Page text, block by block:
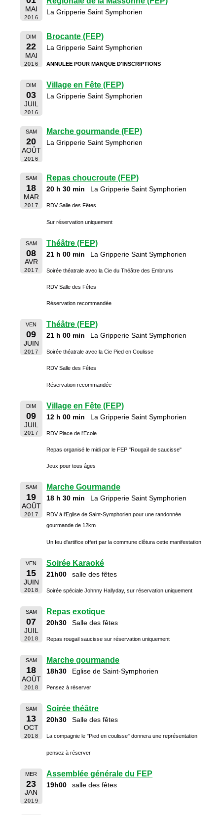
MAI
2016
La Gripperie Saint Symphorien
DIM
22
MAI
2016
Brocante (FEP)
La Gripperie Saint Symphorien
ANNULEE POUR MANQUE D'INSCRIPTIONS
DIM
03
JUIL
2016
Village en Fête (FEP)
La Gripperie Saint Symphorien
SAM
20
AOÛT
2016
Marche gourmande (FEP)
La Gripperie Saint Symphorien
SAM
18
MAR
2017
Repas choucroute (FEP)
20 h 30 min La Gripperie Saint Symphorien
RDV Salle des Fêtes
Sur réservation uniquement
SAM
08
AVR
2017
Théâtre (FEP)
21 h 00 min La Gripperie Saint Symphorien
Soirée théatrale avec la Cie du Théâtre des Embruns
RDV Salle des Fêtes
Réservation recommandée
VEN
09
JUIN
2017
Théâtre (FEP)
21 h 00 min La Gripperie Saint Symphorien
Soirée théatrale avec la Cie Pied en Coulisse
RDV Salle des Fêtes
Réservation recommandée
DIM
09
JUIL
2017
Village en Fête (FEP)
12 h 00 min La Gripperie Saint Symphorien
RDV Place de l'Ecole
Repas organisé le midi par le FEP "Rougaïl de saucisse"
Jeux pour tous âges
SAM
19
AOÛT
2017
Marche Gourmande
18 h 30 min La Gripperie Saint Symphorien
RDV à l'Eglise de Saint-Symphorien pour une randonnée
gourmande de 12km
Un feu d'artifice offert par la commune clôtura cette manifestation
VEN
15
JUIN
2018
Soirée Karaoké
21h00 salle des fêtes
Soirée spéciale Johnny Hallyday, sur réservation uniquement
SAM
07
JUIL
2018
Repas exotique
20h30 Salle des fêtes
Repas rougail saucisse sur réservation uniquement
SAM
18
AOÛT
2018
Marche gourmande
18h30 Eglise de Saint-Symphorien
Pensez à réserver
SAM
13
OCT
2018
Soirée théâtre
20h30 Salle des fêtes
La compagnie le "Pied en coulisse" donnera une représentation
pensez à réserver
MER
23
JAN
2019
Assemblée générale du FEP
19h00 salle des fêtes